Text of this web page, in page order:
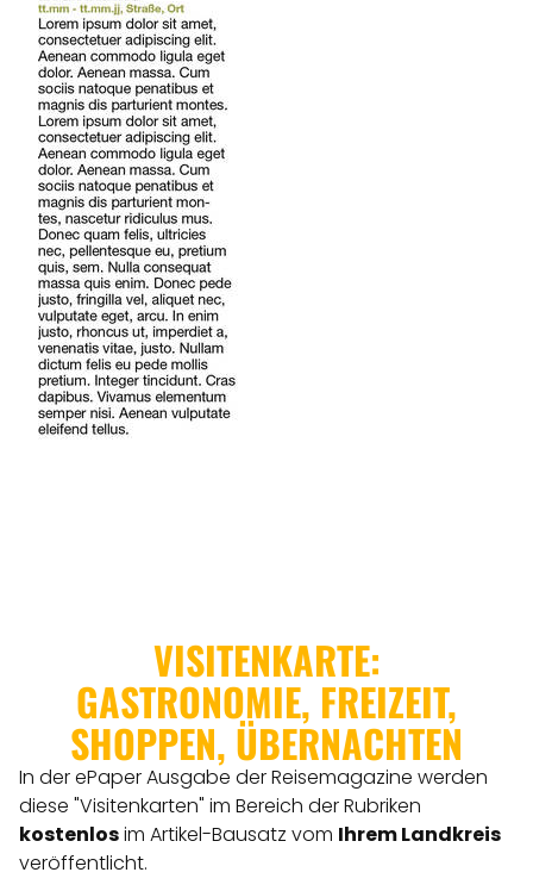
VISITENKARTE:
GASTRONOMIE, FREIZEIT,
SHOPPEN, ÜBERNACHTEN
In der ePaper Ausgabe der Reisemagazine werden
diese "Visitenkarten" im Bereich der Rubriken
kostenlosim Artikel-Bausatz vom Ihrem Landkreis
veröffentlicht.